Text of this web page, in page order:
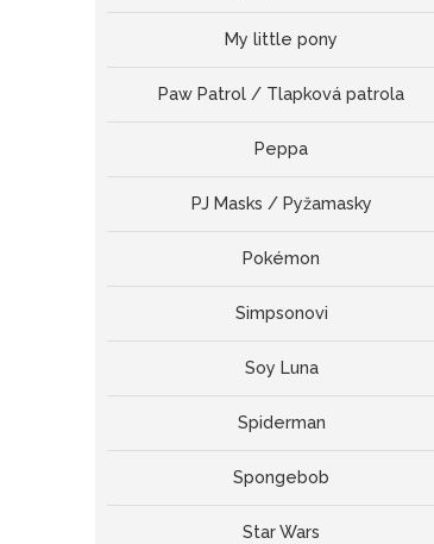
My little pony
Paw Patrol / Tlapková patrola
Peppa
PJ Masks / Pyžamasky
Pokémon
Simpsonovi
Soy Luna
Spiderman
Spongebob
Star Wars